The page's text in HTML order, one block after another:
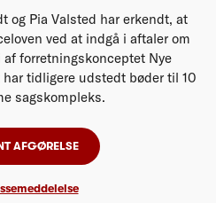
og Pia Valsted har erkendt, at
ved at indgå i aftaler om
forretningskonceptet Nye
tidligere udstedt bøder til 10
sagskompleks.
AFGØRELSE